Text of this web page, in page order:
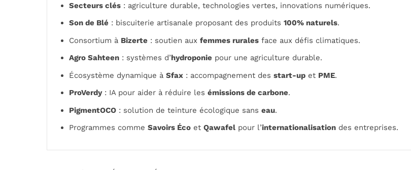
Secteurs clés : agriculture durable, technologies vertes, innovations numériques.
Son de Blé : biscuiterie artisanale proposant des produits 100% naturels.
Consortium à Bizerte : soutien aux femmes rurales face aux défis climatiques.
Agro Sahteen : systèmes d’hydroponie pour une agriculture durable.
Écosystème dynamique à Sfax : accompagnement des start-up et PME.
ProVerdy: IA pour aider à réduire les émissions de carbone.
PigmentOCO : solution de teinture écologique sans eau.
Programmes comme Savoirs Éco et Qawafel pour l’internationalisation des entreprises.